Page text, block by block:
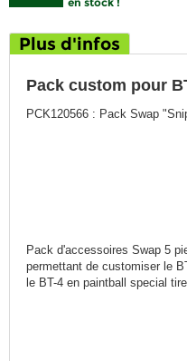
Plus d'infos
Pack custom pour
PCK120566 : Pack Swap
Pack d'accessoires Swap 5
permettant de customiser le
le BT-4 en paintball special